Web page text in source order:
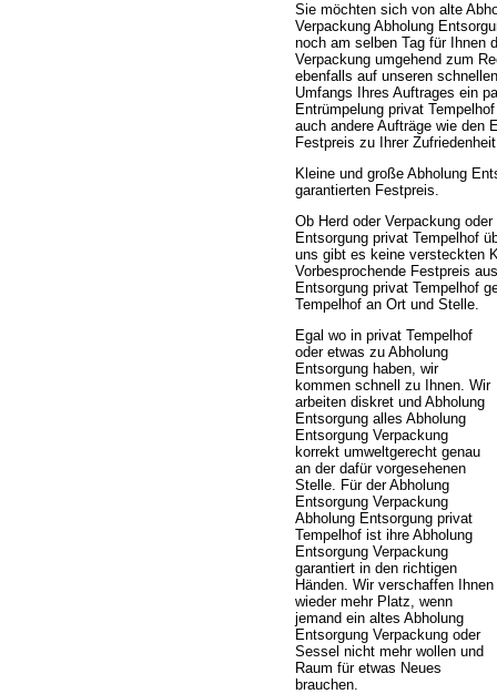
Sie möchten sich von alte
Verpackung Abholung
noch am selben Tag für Ihnen
Verpackung umgehend zum
ebenfalls auf unseren
Umfangs Ihres Auftrages ein
Entrümpelung privat
auch andere Aufträge wie den
Festpreis zu Ihrer
Kleine und große Abholung
garantierten Festpreis.
Ob Herd oder Verpackung
Entsorgung privat Tempelhof
uns gibt es keine versteckten
Vorbesprochende Festpreis
Entsorgung privat Tempelhof
Tempelhof an Ort und Stelle.
Egal wo in privat Tempelhof
oder etwas zu Abholung
Entsorgung haben, wir
kommen schnell zu Ihnen. Wir
arbeiten diskret und Abholung
Entsorgung alles Abholung
Entsorgung Verpackung
korrekt umweltgerecht genau
an der dafür vorgesehenen
Stelle. Für der Abholung
Entsorgung Verpackung
Abholung Entsorgung privat
Tempelhof ist ihre Abholung
Entsorgung Verpackung
garantiert in den richtigen
Händen. Wir verschaffen Ihnen
wieder mehr Platz, wenn
jemand ein altes Abholung
Entsorgung Verpackung oder
Sessel nicht mehr wollen und
Raum für etwas Neues
brauchen.